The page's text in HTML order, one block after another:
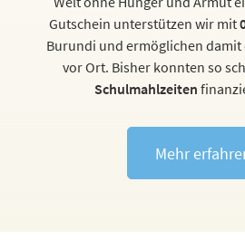
Gutschein unterstützen wir mit
Burundi und ermöglichen
vor Ort. Bisher konnten so
Schulmahlzeiten
Mehr